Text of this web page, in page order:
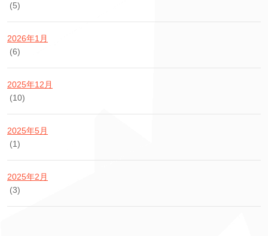
(5)
2026年1月
(6)
2025年12月
(10)
2025年5月
(1)
2025年2月
(3)